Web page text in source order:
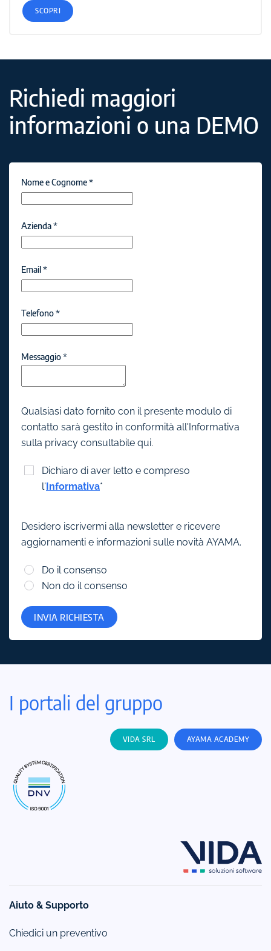
SCOPRI
Richiedi maggiori
informazioni o una DEMO
Nome e Cognome*
Azienda*
Email*
Telefono*
Messaggio*
Qualsiasi dato fornito con il presente modulo di
contatto sarà gestito in conformità all'Informativa
sulla privacy consultabile qui.
Dichiaro di aver letto e compreso
l'Informativa*
Desidero iscrivermi alla newsletter e ricevere
aggiornamenti e informazioni sulle novità AYAMA.
Do il consenso
Non do il consenso
INVIA RICHIESTA
I portali del gruppo
VIDA SRL AYAMA ACADEMY
Aiuto & Supporto
Chiedici un preventivo